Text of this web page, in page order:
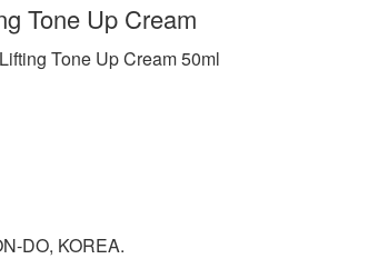
Tone Up Cream
Tone Up Cream 50ml
DO, KOREA.